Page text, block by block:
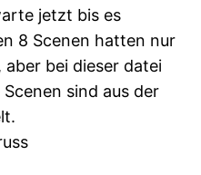
jetzt bis es
8 Scenen hatten nur
bei dieser datei
sind aus der